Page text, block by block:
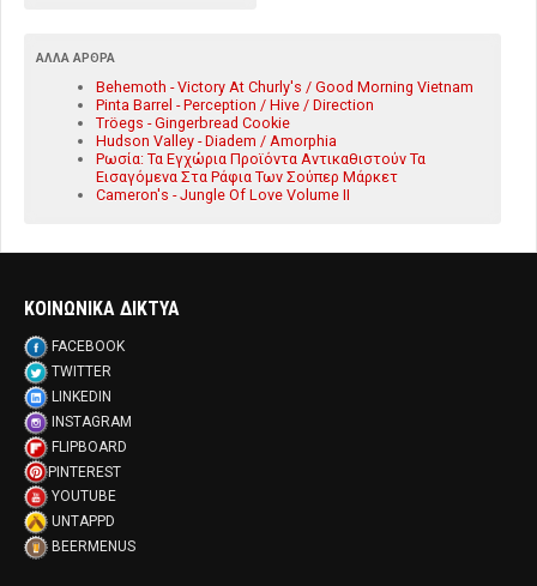
ΆΛΛΑ ΆΡΘΡΑ
Behemoth - Victory At Churly's / Good Morning Vietnam
Pinta Barrel - Perception / Hive / Direction
Tröegs - Gingerbread Cookie
Hudson Valley - Diadem / Amorphia
Ρωσία: Τα Εγχώρια Προϊόντα Αντικαθιστούν Τα
Εισαγόμενα Στα Ράφια Των Σούπερ Μάρκετ
Cameron's - Jungle Of Love Volume II
ΚΟΙΝΩΝΙΚΑ ΔΙΚΤΥΑ
FACEBOOK
TWITTER
LINKEDIN
INSTAGRAM
FLIPBOARD
PINTEREST
YOUTUBE
UNTAPPD
BEERMENUS